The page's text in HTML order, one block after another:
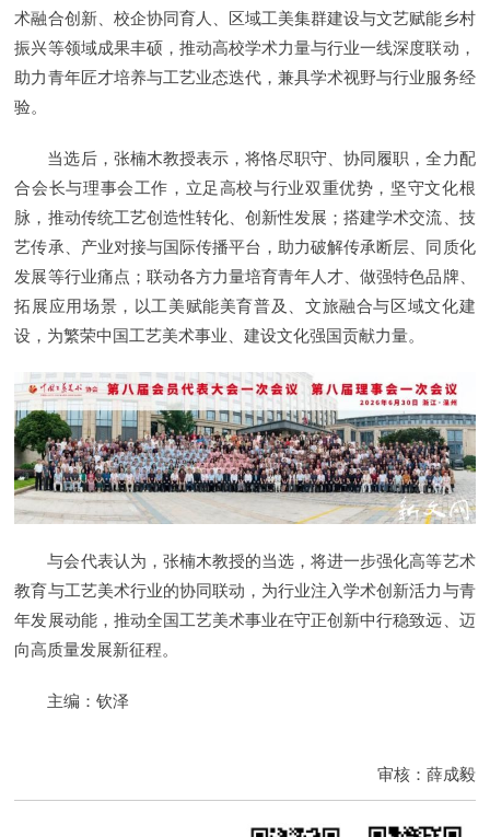
术融合创新、校企协同育人、区域工美集群建设与文艺赋能乡村
振兴等领域成果丰硕，推动高校学术力量与行业一线深度联动，
助力青年匠才培养与工艺业态迭代，兼具学术视野与行业服务经
验。
当选后，张楠木教授表示，将恪尽职守、协同履职，全力配
合会长与理事会工作，立足高校与行业双重优势，坚守文化根
脉，推动传统工艺创造性转化、创新性发展；搭建学术交流、技
艺传承、产业对接与国际传播平台，助力破解传承断层、同质化
发展等行业痛点；联动各方力量培育青年人才、做强特色品牌、
拓展应用场景，以工美赋能美育普及、文旅融合与区域文化建
设，为繁荣中国工艺美术事业、建设文化强国贡献力量。
与会代表认为，张楠木教授的当选，将进一步强化高等艺术
教育与工艺美术行业的协同联动，为行业注入学术创新活力与青
年发展动能，推动全国工艺美术事业在守正创新中行稳致远、迈
向高质量发展新征程。
主编：钦泽
审核：薛成毅